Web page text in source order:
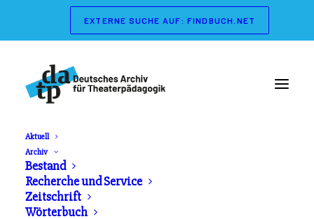
EXTERNE SUCHE AUF: FINDBUCH.NET
Aktuell
Archiv
Bestand
Recherche und Service
Zeitschrift
Wörterbuch